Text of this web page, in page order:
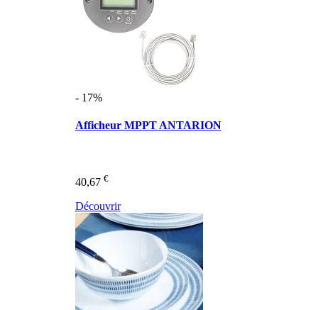
- 17%
Afficheur MPPT ANTARION
40,67 €
Découvrir